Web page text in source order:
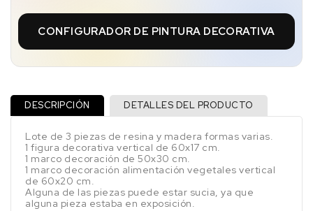
CONFIGURADOR DE PINTURA DECORATIVA
DESCRIPCIÓN DETALLES DEL PRODUCTO
Lote de 3 piezas de resina y madera formas varias.
1 figura decorativa vertical de 60x17 cm.
1 marco decoración de 50x30 cm.
1 marco decoración alimentación vegetales vertical
de 60x20 cm.
Alguna de las piezas puede estar sucia, ya que
alguna pieza estaba en exposición.